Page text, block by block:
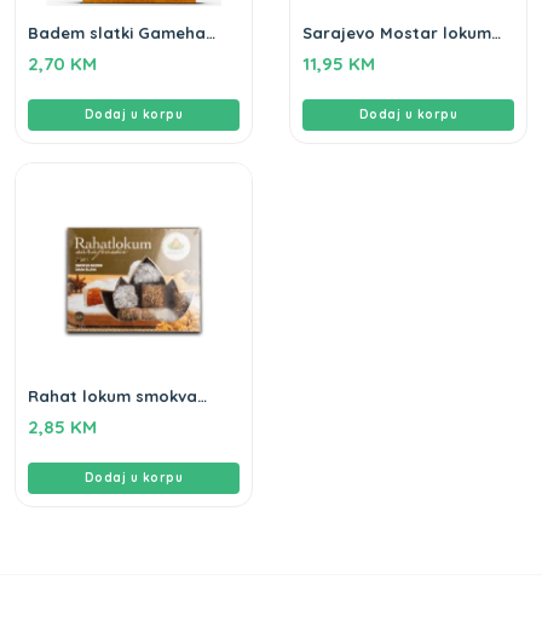
Badem slatki Gameha
2,70 KM
Dodaj u korpu
Sarajevo Mostar lokum
11,95 KM
Dodaj u korpu
Rahat lokum smokva
2,85 KM
Dodaj u korpu